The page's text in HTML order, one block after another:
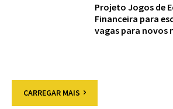
Projeto Jogos de
Financeira para
vagas para novos
CARREGAR MAIS